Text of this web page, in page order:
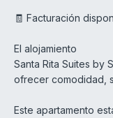
🧾 Facturación
El alojamiento
Santa Rita Suites by
ofrecer comodidad,
Este apartamento